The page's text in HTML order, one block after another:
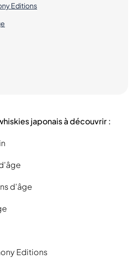
Editions
japonais à découvrir :
d'âge
Editions